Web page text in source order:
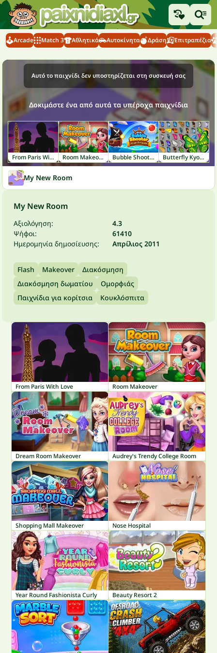
Arcade Match 3 Αθλητικά Αυτοκίνητα Δράση Επιτραπέζια
Αυτό το παιχνίδι δεν υποστηρίζεται στη συσκευή σας
Δοκιμάστε ένα από αυτά τα υπέροχα παιχνίδια
From Paris With Love Room Makeover Bubble Shooter: Pirate Treasures Butterfly Kyodai
My New Room
My New Room
Αξιολόγηση:
4.3
Ψήφοι:
61410
Ημερομηνία δημοσίευσης:
Απρίλιος 2011
Flash Makeover
Διακόσμηση
Διακόσμηση δωματίου
Ομορφιάς
Παιχνίδια για κορίτσια
Κουκλόσπιτα
From Paris With Love Room Makeover
Dream Room Makeover Audrey's Trendy College Room
Shopping Mall Makeover Nose Hospital
Year Round Fashionista Curly Beauty Resort 2